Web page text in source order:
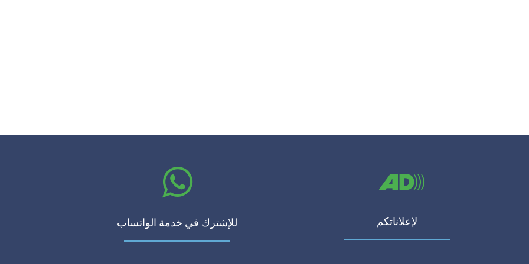
للإشترك في خدمة الواتساب لإعلاناتكم